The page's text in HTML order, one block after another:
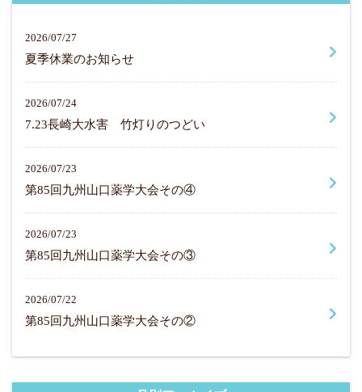
2026/07/27
夏季休業のお知らせ
2026/07/24
7.23長崎大水害 竹灯りのつどい
2026/07/23
第85回九州山口薬学大会その④
2026/07/23
第85回九州山口薬学大会その③
2026/07/22
第85回九州山口薬学大会その②